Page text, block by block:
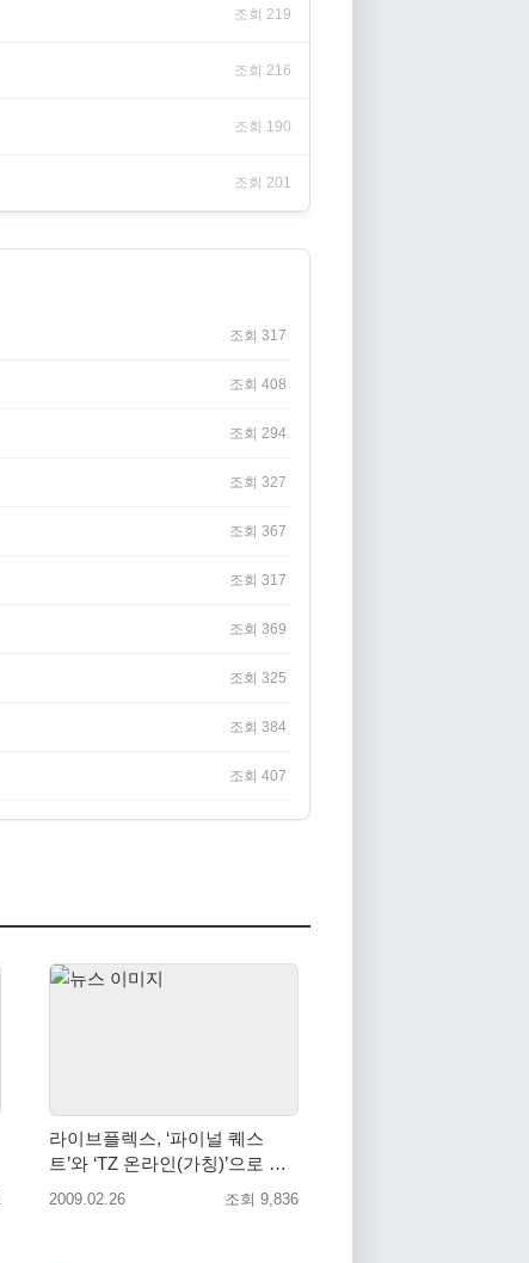
조회 219
조회 216
조회 190
조회 201
조회 317
조회 408
조회 294
조회 327
조회 367
조회 317
조회 369
조회 325
조회 384
조회 407
라이브플렉스, ‘파이널 퀘스
트’와 ‘TZ 온라인(가칭)’으로 게
임사업 직접 진출
2009.02.26 조회 9,836